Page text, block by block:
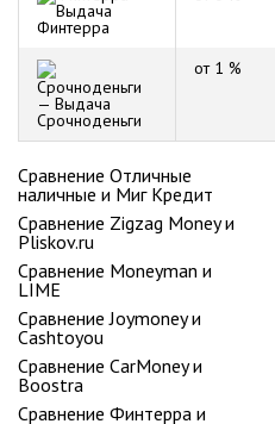
Финтерра
Срочноденьги
от 1 %
Сравнение Отличные
наличные и Миг Кредит
Сравнение Zigzag Money и
Pliskov.ru
Сравнение Moneyman и
LIME
Сравнение Joymoney и
Cashtoyou
Сравнение CarMoney и
Boostra
Сравнение Финтерра и